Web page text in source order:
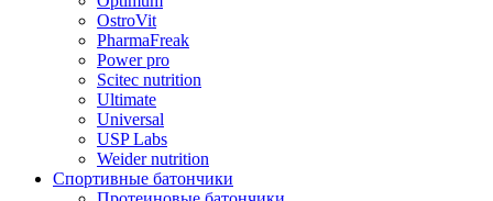
OstroVit
PharmaFreak
Power pro
Scitec nutrition
Ultimate
Universal
USP Labs
Weider nutrition
Спортивные батончики